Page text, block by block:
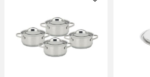
Toate produsele au o garanție de